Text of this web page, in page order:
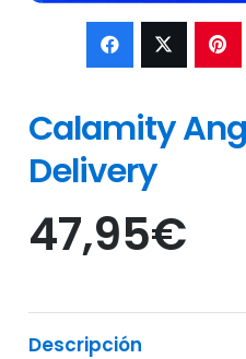
Calamity
Delivery
47,95€
Descripción